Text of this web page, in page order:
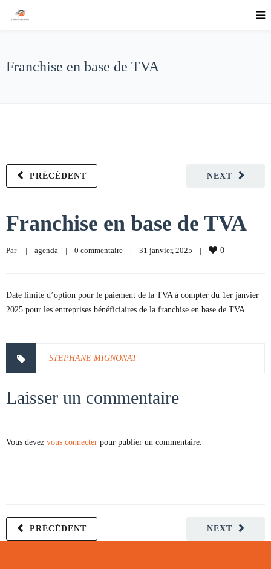
Franchise en base de TVA
NEXT
PRÉCÉDENT
Franchise en base de TVA
Par | agenda | 0 commentaire | 31 janvier, 2025 | 0
Date limite d’option pour le paiement de la TVA à compter du 1er janvier
2025 pour les entreprises bénéficiaires de la franchise en base de TVA
STEPHANE MIGNONAT
Laisser un commentaire
Vous devez vous connecter pour publier un commentaire.
NEXT
PRÉCÉDENT